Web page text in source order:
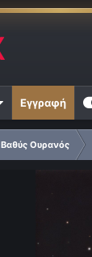
Εγγραφή
Βαθύς Ουρανός